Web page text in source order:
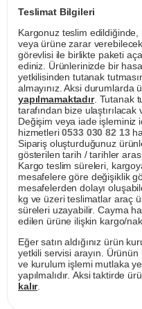
Teslimat Bilgileri
Kargonuz teslim
veya ürüne zarar
görevlisi ile birlikte paketi
ediniz. Ürünlerinizde bir
yetkilisinden tutanak
almayınız. Aksi durumlarda
yapılmamaktadır. Tutanak
tarafından bize ulaştırılacak
Değişim veya iade işleminiz
hizmetleri0533 030 82 13
Sipariş oluşturduğunuz
gösterilen tarih / tarihler
Kargo teslim süreleri,
mesafelere göre değişiklik
mesafelerden dolayı
kg ve üzeri teslimatlar araç
süreleri uzayabilir. Cayma
edilen ürüne ilişkin kargo/
Eğer satın aldığınız ürün
yetkili servisi arayın. Ürünün
ve kurulum işlemi mutlaka
yapılmalıdır. Aksi taktirde
kalır.